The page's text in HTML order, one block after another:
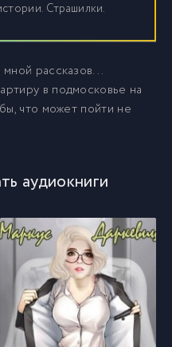
Страшилки.
рассказов...
в подмосковье на
что может пойти не
аудиокниги